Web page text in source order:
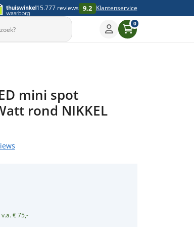
15.777 reviews 9,2 Klantenservice
0
mini spot
rond NIKKEL
€ 75,-